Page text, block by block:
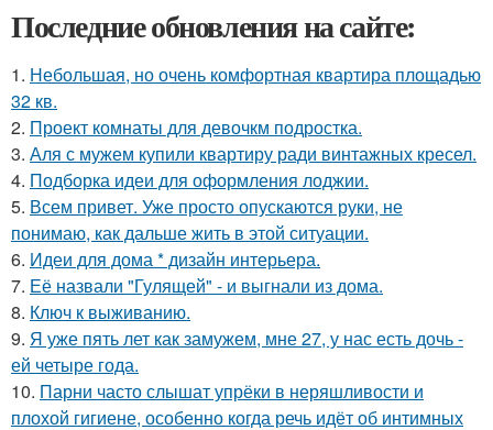
Последние обновления на сайте:
1. Небольшая, но очень комфортная квартира площадью
32 кв.
2. Проект комнаты для девочкм подростка.
3. Аля с мужем купили квартиру ради винтажных кресел.
4. Подборка идеи для оформления лоджии.
5. Всем привет. Уже просто опускаются руки, не
понимаю, как дальше жить в этой ситуации.
6. Идеи для дома * дизайн интерьера.
7. Её назвали "Гулящей" - и выгнали из дома.
8. Ключ к выживанию.
9. Я уже пять лет как замужем, мне 27, у нас есть дочь -
ей четыре года.
10. Парни часто слышат упрёки в неряшливости и
плохой гигиене, особенно когда речь идёт об интимных